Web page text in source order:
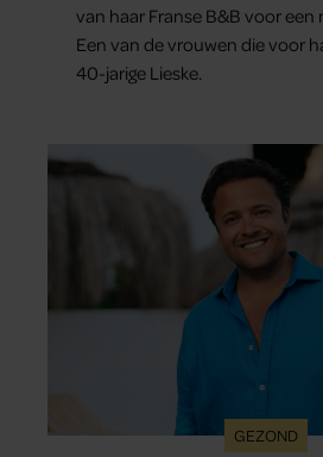
van haar Franse B&B voor een
Een van de vrouwen die voor
40-jarige Lieske.
GEZOND